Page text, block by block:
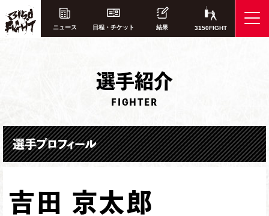
ニュース 日程・チケット 結果 3150FIGHT
選手紹介
FIGHTER
選手プロフィール
吉田 京太郎